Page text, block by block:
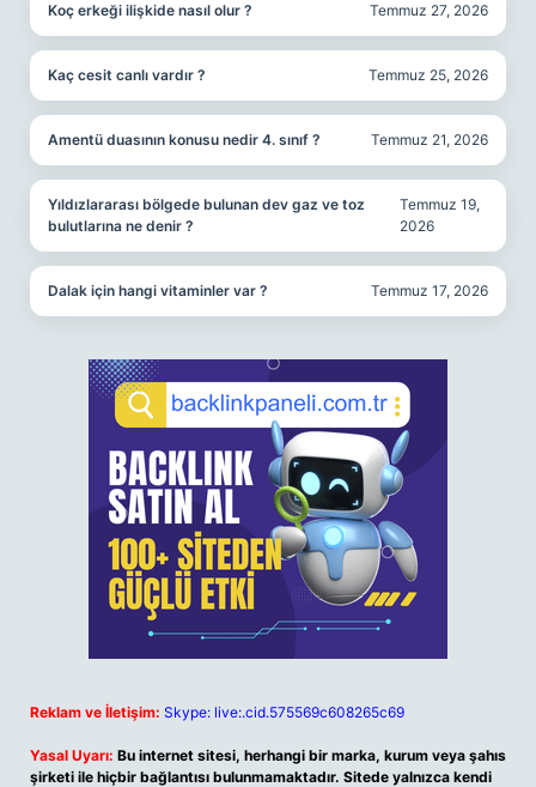
Koç erkeği ilişkide nasıl olur ? Temmuz 27, 2026
Kaç cesit canlı vardır ? Temmuz 25, 2026
Amentü duasının konusu nedir 4. sınıf ? Temmuz 21, 2026
Yıldızlararası bölgede bulunan dev gaz ve toz
bulutlarına ne denir ?
Temmuz 19,
2026
Dalak için hangi vitaminler var ? Temmuz 17, 2026
Reklam ve İletişim: Skype: live:.cid.575569c608265c69
Yasal Uyarı: Bu internet sitesi, herhangi bir marka, kurum veya şahıs
şirketi ile hiçbir bağlantısı bulunmamaktadır. Sitede yalnızca kendi